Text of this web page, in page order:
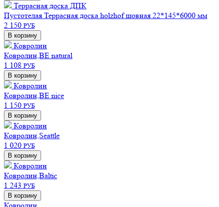
Террасная доска ДПК
Пустотелая Террасная доска holzhof шовная 22*145*6000 мм
2 150 РУБ
В корзину
Ковролин
Ковролин,BE natural
1 108 РУБ
В корзину
Ковролин
Ковролин,BE nice
1 150 РУБ
В корзину
Ковролин
Ковролин,Seattle
1 020 РУБ
В корзину
Ковролин
Ковролин,Baltic
1 243 РУБ
В корзину